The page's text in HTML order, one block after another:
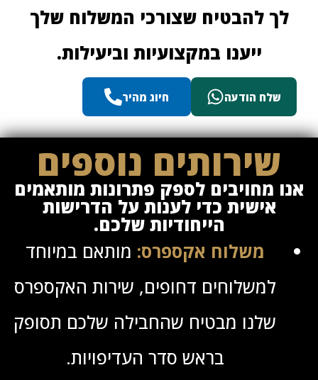
לך להבטיח שצורכי המשלוח שלך
ייענו במקצועיות וביעילות.
שלח הודעה חיוג מהיר
שירותים נוספים
מחויבים לספק פתרונות מותאמים
אישית כדי לענות על הדרישות
הייחודיות שלכם.
משלוח אקספרס:מותאם במיוחד
למשלוחים דחופים, שירות האקספרס
שלנו מבטיח שהחבילה שלכם תסופק
בראש סדר העדיפויות.